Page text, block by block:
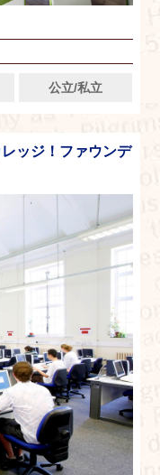
公立/私立
ッジ！ファウンデ